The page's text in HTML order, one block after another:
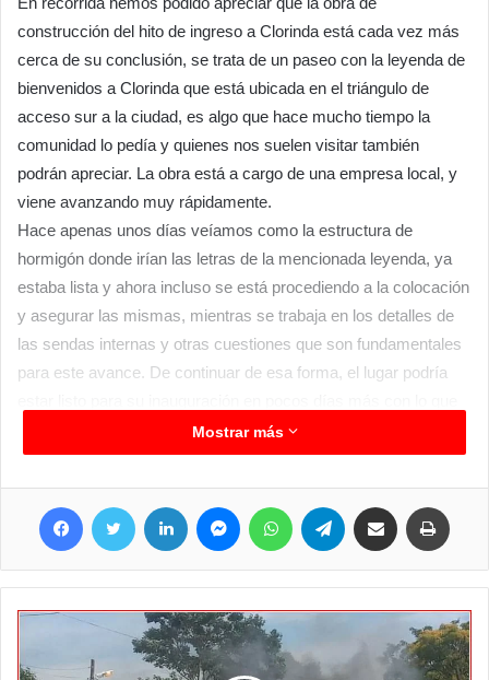
construcción del hito de ingreso a Clorinda está cada vez más
cerca de su conclusión, se trata de un paseo con la leyenda de
bienvenidos a Clorinda que está ubicada en el triángulo de
acceso sur a la ciudad, es algo que hace mucho tiempo la
comunidad lo pedía y quienes nos suelen visitar también
podrán apreciar. La obra está a cargo de una empresa local, y
viene avanzando muy rápidamente.
Hace apenas unos días veíamos como la estructura de
hormigón donde irían las letras de la mencionada leyenda, ya
estaba lista y ahora incluso se está procediendo a la colocación
y asegurar las mismas, mientras se trabaja en los detalles de
las sendas internas y otras cuestiones que son fundamentales
para este avance. De continuar de esa forma, el lugar podría
se concretaría un sueño de tantos clorindenses.
Mostrar más
Facebook Twitter LinkedIn MessengerWhatsApp Telegram Compartir por correo electrónico